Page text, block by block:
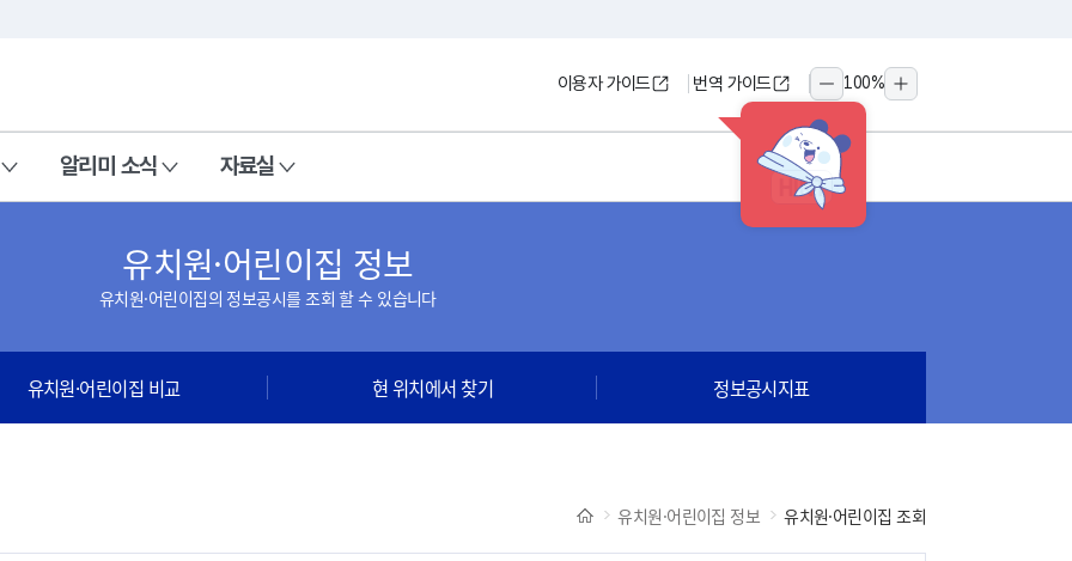
HINT
이용자 가이드 번역 가이드
축소
100%
확대
알리미 소식 자료실
유치원·어린이집 정보
유치원·어린이집의 정보공시를 조회 할 수 있습니다
유치원·어린이집 비교 현 위치에서 찾기 정보공시지표
유치원·어린이집 정보 유치원·어린이집 조회